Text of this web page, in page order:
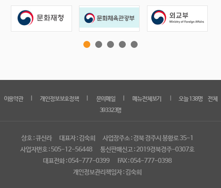
이용약관 개인정보보호정책 문의메일 메뉴전체보기
오늘 138명 전체
393323명
상호 : 큐신라 대표자 : 김숙희
사업장주소 : 경북 경주시 봉황로 35-1
사업자번호 : 505-12-56448
통신판매신고 : 2019경북경주-0307호
대표전화 : 054-777-0399
FAX : 054-777-0398
개인정보관리책임자 : 김숙희